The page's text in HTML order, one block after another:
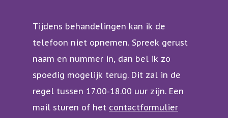
Tijdens behandelingen kan ik de
telefoon niet opnemen. Spreek gerust
naam en nummer in, dan bel ik zo
spoedig mogelijk terug. Dit zal in de
regel tussen 17.00-18.00 uur zijn. Een
mail sturen of het contactformulier